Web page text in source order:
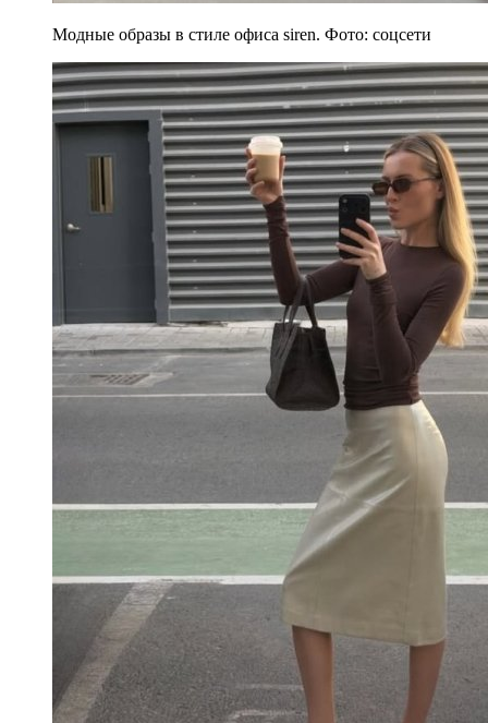
Модные образы в стиле офиса siren. Фото: соцсети